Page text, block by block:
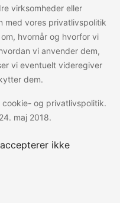
virksomheder eller
med vores privatlivspolitik
hvornår og hvorfor vi
vi anvender dem,
vi eventuelt videregiver
dem.
og privatlivspolitik.
maj 2018.
ikke